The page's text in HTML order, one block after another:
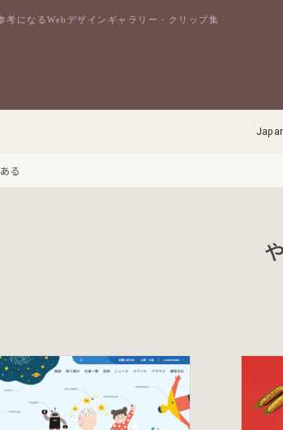
考になるWebデザインギャラリー・クリップ集
る